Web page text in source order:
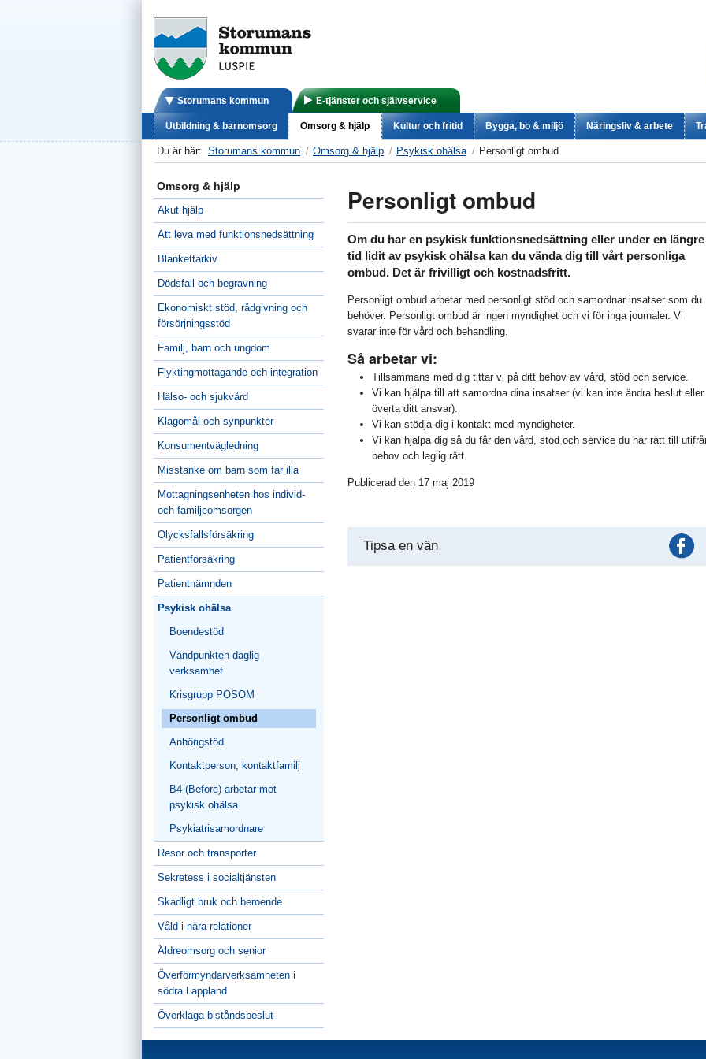
Storumans kommun E-tjänster och självservice
Utbildning & barnomsorg Omsorg & hjälp Kultur och fritid Bygga, bo & miljö Näringsliv & arbete
Du är här: Storumans kommun Omsorg & hjälp Psykisk ohälsa Personligt ombud
Omsorg & hjälp
Akut hjälp
Att leva med funktionsnedsättning
Blankettarkiv
Dödsfall och begravning
Ekonomiskt stöd, rådgivning och
försörjningsstöd
Familj, barn och ungdom
Flyktingmottagande och integration
Hälso- och sjukvård
Klagomål och synpunkter
Konsumentvägledning
Misstanke om barn som far illa
Mottagningsenheten hos individ-
och familjeomsorgen
Olycksfallsförsäkring
Patientförsäkring
Patientnämnden
Psykisk ohälsa
Boendestöd
Vändpunkten-daglig
verksamhet
Krisgrupp POSOM
Personligt ombud
Anhörigstöd
Kontaktperson, kontaktfamilj
B4 (Before) arbetar mot
psykisk ohälsa
Psykiatrisamordnare
Resor och transporter
Sekretess i socialtjänsten
Skadligt bruk och beroende
Våld i nära relationer
Äldreomsorg och senior
Överförmyndarverksamheten i
södra Lappland
Överklaga biståndsbeslut
Personligt ombud
Om du har en psykisk funktionsnedsättning eller under en längre
tid lidit av psykisk ohälsa kan du vända dig till vårt personliga
ombud. Det är frivilligt och kostnadsfritt.
Personligt ombud arbetar med personligt stöd och samordnar insatser som du
behöver. Personligt ombud är ingen myndighet och vi för inga journaler. Vi
svarar inte för vård och behandling.
Så arbetar vi:
Tillsammans med dig tittar vi på ditt behov av vård, stöd och service.
Vi kan hjälpa till att samordna dina insatser (vi kan inte ändra beslut eller
överta ditt ansvar).
Vi kan stödja dig i kontakt med myndigheter.
Vi kan hjälpa dig så du får den vård, stöd och service du har rätt till
behov och laglig rätt.
Publicerad den 17 maj 2019
Tipsa en vän